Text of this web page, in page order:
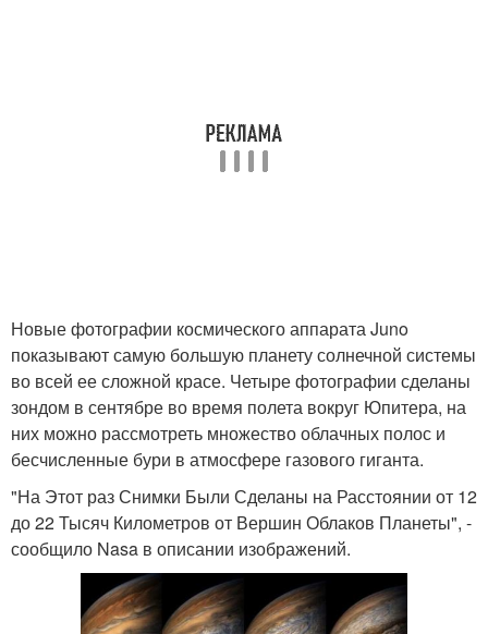
Новые фотографии космического аппарата Juno
показывают самую большую планету солнечной системы
во всей ее сложной красе. Четыре фотографии сделаны
зондом в сентябре во время полета вокруг Юпитера, на
них можно рассмотреть множество облачных полос и
бесчисленные бури в атмосфере газового гиганта.
"На Этот раз Снимки Были Сделаны на Расстоянии от 12
до 22 Тысяч Километров от Вершин Облаков Планеты", -
сообщило Nasa в описании изображений.